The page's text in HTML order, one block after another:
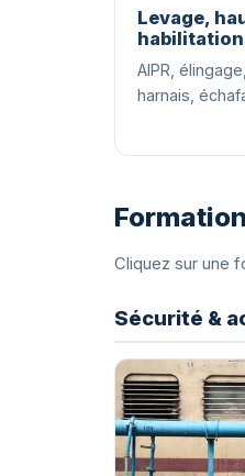
Levage,
AIPR,
harnais,
Cliquez sur une
Sécurité &